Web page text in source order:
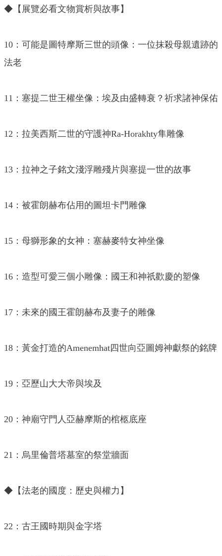
◆【展覽必看文物賞析與故事】
10：可能是圖特摩斯三世的頭像：一位抹殺母親遺跡的
法老
11：塞提二世王權坐像：埃及由盛轉衰？祈求諸神保佑
12：拉美西斯二世的守護神Ra-Horakhty隼雕像
13：拉神之子銘文淺浮雕殘片與塞提一世的故事
14：被霍朗赫布佔用的圖坦卡門雕像
15：母獅形象的女神：塞赫麥特女神坐像
16：造型可愛三個小雕像：國王和神祇歡慶的塑像
17：未來的國王霍朗赫布及妻子的雕像
18：黃金打造的Amenemhat四世向亞圖姆神獻祭的銘牌
19：亞歷山大大帝與埃及
20：神廟守門人亞赫摩斯的棺柩底座
21：烏里倫普塔墓室的祭堂牆面
◆【法老的國度：歷史與權力】
22：古王國時期與金字塔